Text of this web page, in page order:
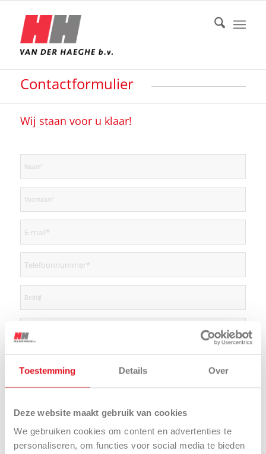
Toestemming Details Over
Deze website maakt gebruik van cookies
We gebruiken cookies om content en advertenties te
personaliseren, om functies voor social media te bieden
Contactformulier
Wij staan voor u klaar!